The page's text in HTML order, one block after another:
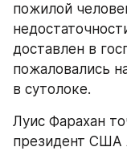
пожилой
доставлен в
пожаловались
в сутолоке.
Луис Фарахан
президент США